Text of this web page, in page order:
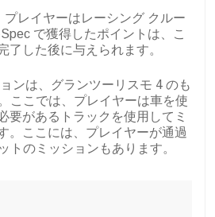
プレイヤーはレーシング クルー
で獲得したポイントは、こ
了した後に与えられます。
ンは、グランツーリスモ 4 のも
ここでは、プレイヤーは車を使
要があるトラックを使用してミ
。ここには、プレイヤーが通過
トのミッションもあります。